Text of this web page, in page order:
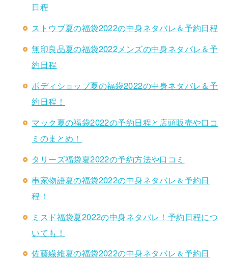
日程
ストウブ夏の福袋2022の中身ネタバレ＆予約日程
無印良品夏の福袋2022メンズの中身ネタバレ＆予
約日程
ボディショップ夏の福袋2022の中身ネタバレ＆予
約日程！
マック夏の福袋2022の予約日程と店頭販売や口コ
ミのまとめ！
タリーズ福袋夏2022の予約方法や口コミ
串家物語夏の福袋2022の中身ネタバレ＆予約日
程！
ミスド福袋夏2022の中身ネタバレ！予約日程につ
いても！
佐藤繊維夏の福袋2022の中身ネタバレ＆予約日